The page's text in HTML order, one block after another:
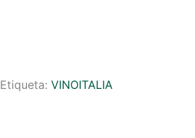
Etiqueta: VINOITALIA